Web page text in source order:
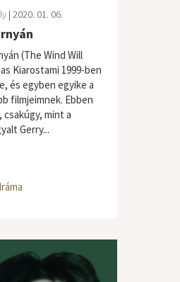
| 2020. 01. 06.
(The Wind Will
Kiarostami 1999-ben
és egyben egyike a
filmjeimnek. Ebben
mint a
Gerry...